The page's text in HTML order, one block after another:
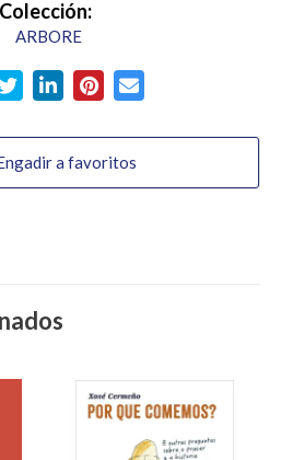
Colección:
ARBORE
a favoritos